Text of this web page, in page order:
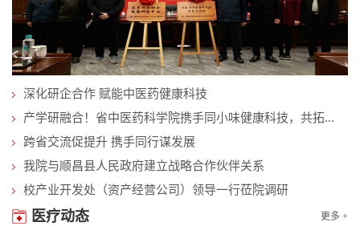
深化研企合作 赋能中医药健康科技
产学研融合！省中医药科学院携手同小味健康科技，共拓...
跨省交流促提升 携手同行谋发展
我院与顺昌县人民政府建立战略合作伙伴关系
校产业开发处（资产经营公司）领导一行莅院调研
医疗动态 更多 +